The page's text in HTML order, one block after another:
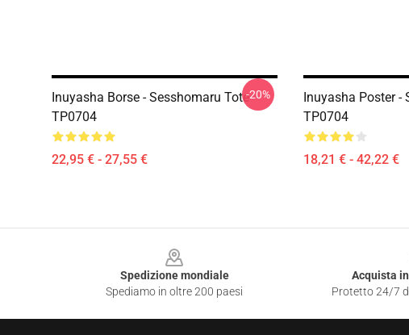
Inuyasha Borse - Sesshomaru Tote
TP0704
22,95 € - 27,55 €
-20%
Inuyasha Poster -
TP0704
18,21 € - 42,22 €
Spedizione mondiale
Spediamo in oltre 200 paesi
Acquista
Protetto 24/7